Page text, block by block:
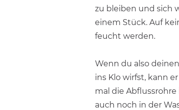
zu bleiben und sich
einem Stück. Auf
feucht werden.
Wenn du also
ins Klo wirfst, kann
mal die
auch noch in der